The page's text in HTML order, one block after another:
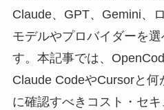
Claude、GPT、Gemini、
モデルやプロバイダーを
す。本記事では、
Claude CodeやCursorと
に確認すべきコスト・セ